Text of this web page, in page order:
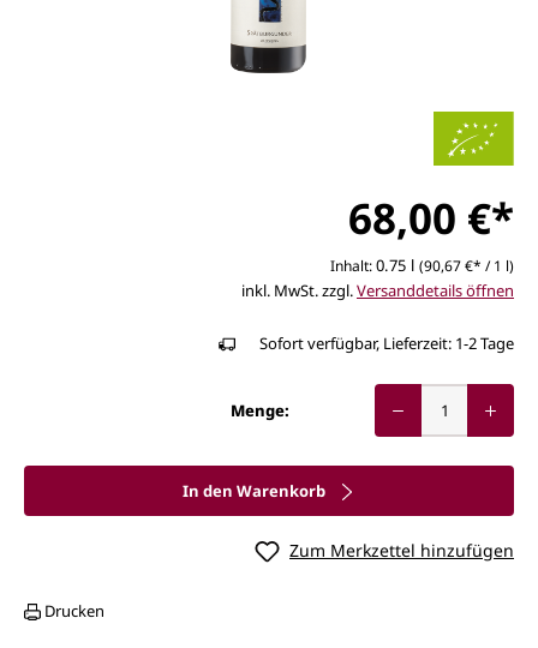
68,00 €*
Inhalt:0.75 l (90,67 €* / 1 l)
inkl. MwSt. zzgl.Versanddetails öffnen
Sofort verfügbar, Lieferzeit: 1-2 Tage
Menge:
In den Warenkorb
Zum Merkzettel hinzufügen
Drucken